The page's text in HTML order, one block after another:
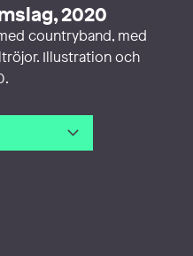
2020
countryband, med
Illustration och